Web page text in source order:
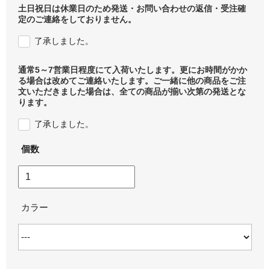
土日祝日は休業日のため発送・お問い合わせの返信・受注確
定のご連絡をしておりません。
了承しました。
通常5～7営業日程度にて入荷いたします。更にお時間がかか
る場合は改めてご連絡いたします。ご一緒に他の商品をご注
文いただきました場合は、全ての商品が揃い次第の発送とな
ります。
了承しました。
個数
カラー